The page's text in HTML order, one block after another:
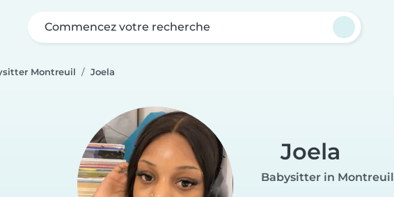
Commencez votre recherche
Montreuil Joela
Joela
Babysitter in Montreuil